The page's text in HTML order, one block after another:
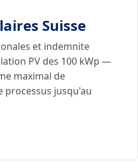
Suisse
et indemnite
PV des 100 kWp —
maximal de
processus jusqu'au